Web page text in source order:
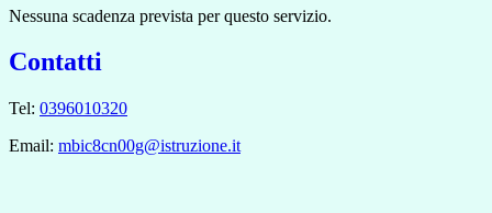
Nessuna scadenza prevista per questo servizio.
Contatti
Tel: 0396010320
Email: mbic8cn00g@istruzione.it